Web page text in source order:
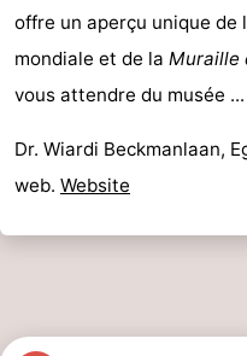
offre un aperçu unique de
mondiale et de la Muraille
vous attendre du musée ...
Dr. Wiardi Beckmanlaan,
web. Website